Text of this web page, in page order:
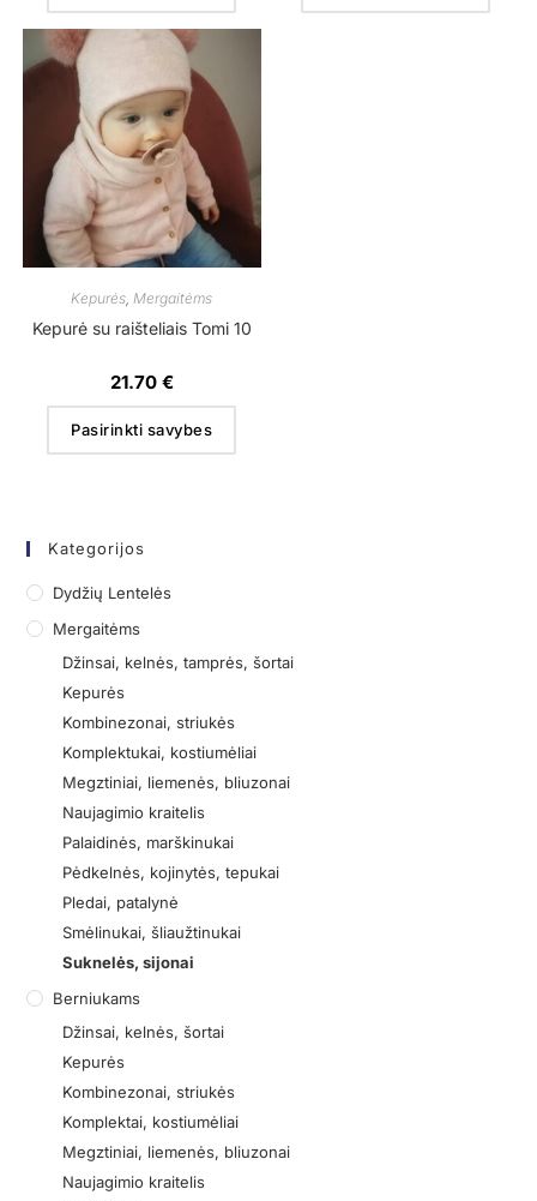
Kepurės Mergaitėms
Kepurė su raišteliais Tomi 10
21.70 €
Pasirinkti savybes
Kategorijos
Dydžių Lentelės
Mergaitėms
Džinsai, kelnės, tamprės, šortai
Kepurės
Kombinezonai, striukės
Komplektukai, kostiumėliai
Megztiniai, liemenės, bliuzonai
Naujagimio kraitelis
Palaidinės, marškinukai
Pėdkelnės, kojinytės, tepukai
Pledai, patalynė
Smėlinukai, šliaužtinukai
Suknelės, sijonai
Berniukams
Džinsai, kelnės, šortai
Kepurės
Kombinezonai, striukės
Komplektai, kostiumėliai
Megztiniai, liemenės, bliuzonai
Naujagimio kraitelis